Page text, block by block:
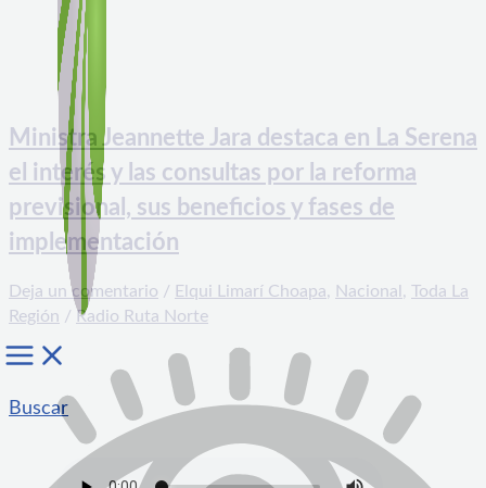
Buscar
Ministra Jeannette Jara destaca en La Serena
el interés y las consultas por la reforma
previsional, sus beneficios y fases de
implementación
Deja un comentario / Elqui Limarí Choapa, Nacional , Toda La
Región / Radio Ruta Norte